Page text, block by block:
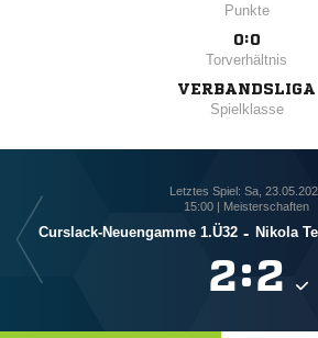
Punkte
0:0
Torverhältnis
VERBANDSLIGA
Spielklasse
Letztes Spiel: Sa,
15:00 | Meisterschaften
Curslack-Neuengamme 1.Ü32 - Nikola
: